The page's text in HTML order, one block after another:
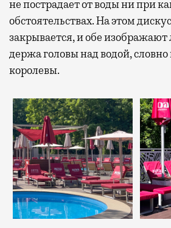
не пострадает от воды ни при
обстоятельствах. На этом
закрывается, и обе
держа головы над водой,
королевы.